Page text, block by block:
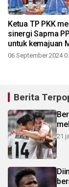
Ketua TP PKK
sinergi Sapma
untuk kemajuan
06 September 2024
Berita
21